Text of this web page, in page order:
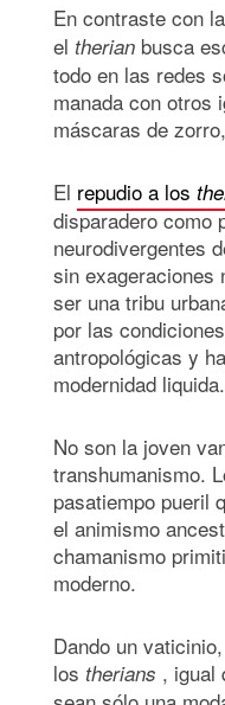
En contraste con
el therian busca
todo en las redes
manada con otros
máscaras de
El repudio a los
disparadero como
neurodivergentes
sin exageraciones
ser una tribu
por las
antropológicas y
modernidad liquida.
No son la joven
transhumanismo.
pasatiempo pueril
el animismo
chamanismo
moderno.
Dando un
los therians , igual